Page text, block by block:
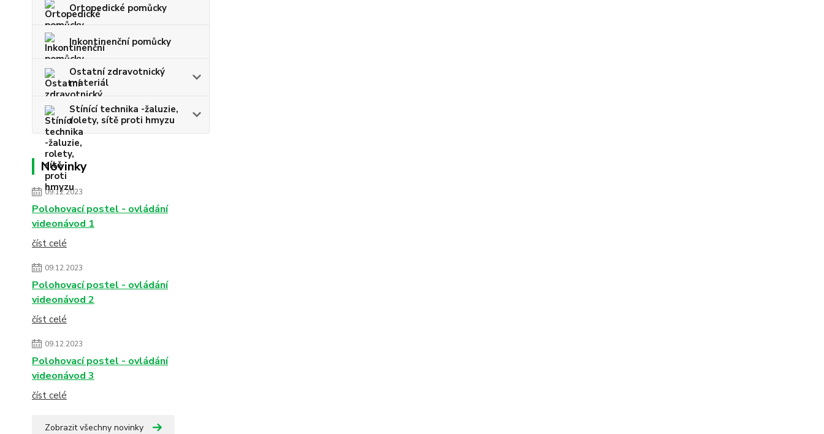
Ortopedické pomůcky
Inkontinenční pomůcky
Ostatní zdravotnický
materiál
Stínící technika -žaluzie,
rolety, sítě proti hmyzu
Novinky
09.12.2023
Polohovací postel - ovládání
videonávod 1
číst celé
09.12.2023
Polohovací postel - ovládání
videonávod 2
číst celé
09.12.2023
Polohovací postel - ovládání
videonávod 3
číst celé
Zobrazit všechny novinky